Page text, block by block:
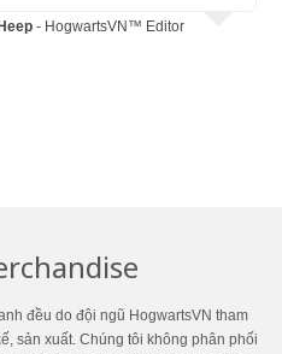
Heep - HogwartsVN™ Editor
đều do đội ngũ HogwartsVN tham
sản xuất. Chúng tôi không phân phối